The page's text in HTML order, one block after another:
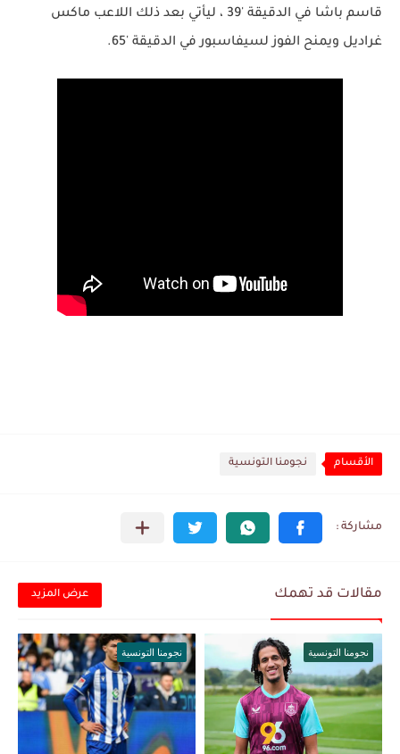
قاسم باشا في الدقيقة '39 ، ليأتي بعد ذلك اللاعب ماكس
غراديل ويمنح الفوز لسيفاسبور في الدقيقة '65.
الأقسام نجومنا التونسية
مقالات قد تهمك عرض المزيد
نجومنا التونسية نجومنا التونسية